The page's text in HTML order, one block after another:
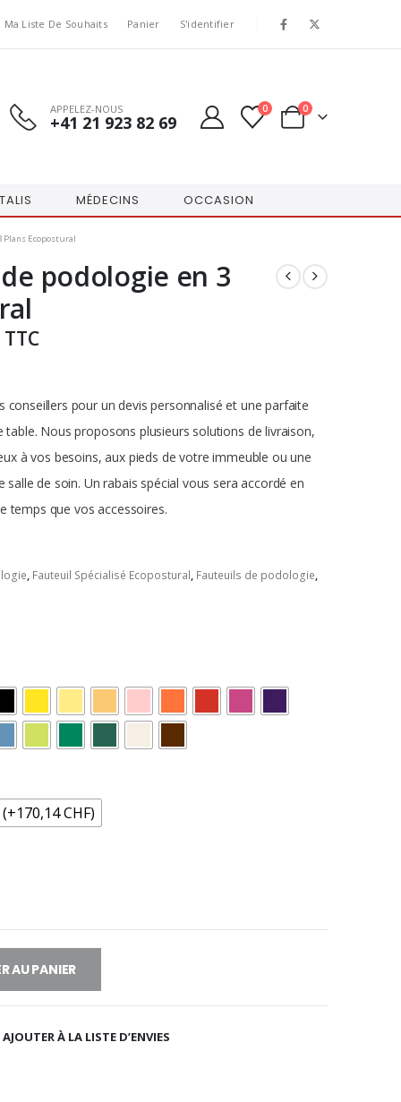
Ma Liste De Souhaits Panier S'identifier
APPELEZ-NOUS
+41 21 923 82 69
0 0
MÉDECINS OCCASION
Plans Ecopostural
podologie en 3
TTC
conseillers pour un devis personnalisé et une parfaite
table. Nous proposons plusieurs solutions de livraison,
à vos besoins, aux pieds de votre immeuble ou une
salle de soin. Un rabais spécial vous sera accordé en
temps que vos accessoires.
, Fauteuil Spécialisé Ecopostural, Fauteuils de podologie,
CHF)
AU PANIER
AJOUTER À LA LISTE D’ENVIES